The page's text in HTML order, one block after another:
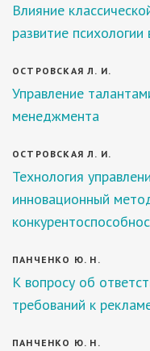
Влияние
развитие
ОСТРОВСКАЯ Л. И.
Управление
менеджмента
ОСТРОВСКАЯ Л. И.
Технология
инновационный
ПАНЧЕНКО Ю. Н.
К вопросу об
требований к
ПАНЧЕНКО Ю. Н.